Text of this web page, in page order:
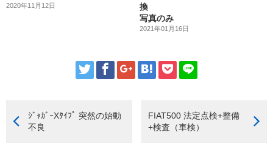
2020年11月12日
換
写真のみ
2021年01月16日
ｼﾞｬｶﾞｰXﾀｲﾌﾟ 突然の始動
不良
FIAT500 法定点検+整備
+検査（車検）